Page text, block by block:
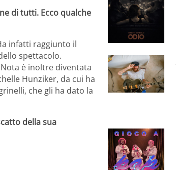
di tutti. Ecco qualche
infatti raggiunto il
spettacolo.
è inoltre diventata
Hunziker, da cui ha
che gli ha dato la
della sua